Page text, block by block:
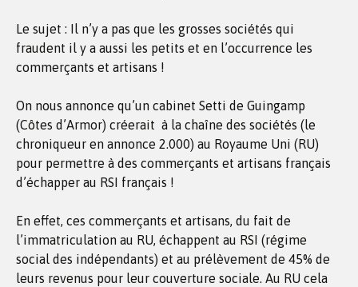
Le sujet : Il n’y a pas que les grosses sociétés qui
fraudent il y a aussi les petits et en l’occurrence les
commerçants et artisans !
On nous annonce qu’un cabinet Setti de Guingamp
(Côtes d’Armor) créerait à la chaîne des sociétés (le
chroniqueur en annonce 2.000) au Royaume Uni (RU)
pour permettre à des commerçants et artisans français
d’échapper au RSI français !
En effet, ces commerçants et artisans, du fait de
l’immatriculation au RU, échappent au RSI (régime
social des indépendants) et au prélèvement de 45% de
leurs revenus pour leur couverture sociale. Au RU cela